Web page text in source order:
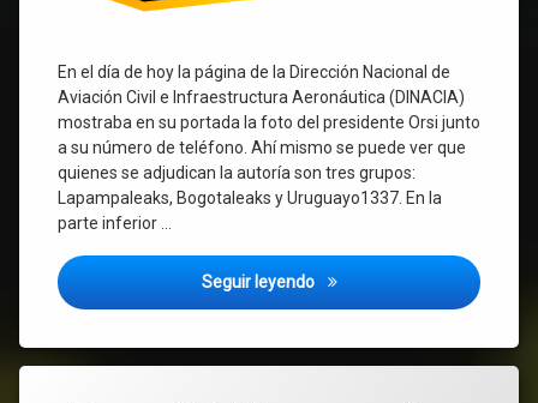
En el día de hoy la página de la Dirección Nacional de
Aviación Civil e Infraestructura Aeronáutica (DINACIA)
mostraba en su portada la foto del presidente Orsi junto
a su número de teléfono. Ahí mismo se puede ver que
quienes se adjudican la autoría son tres grupos:
Lapampaleaks, Bogotaleaks y Uruguayo1337. En la
parte inferior …
Seguir leyendo Hackean la Web de